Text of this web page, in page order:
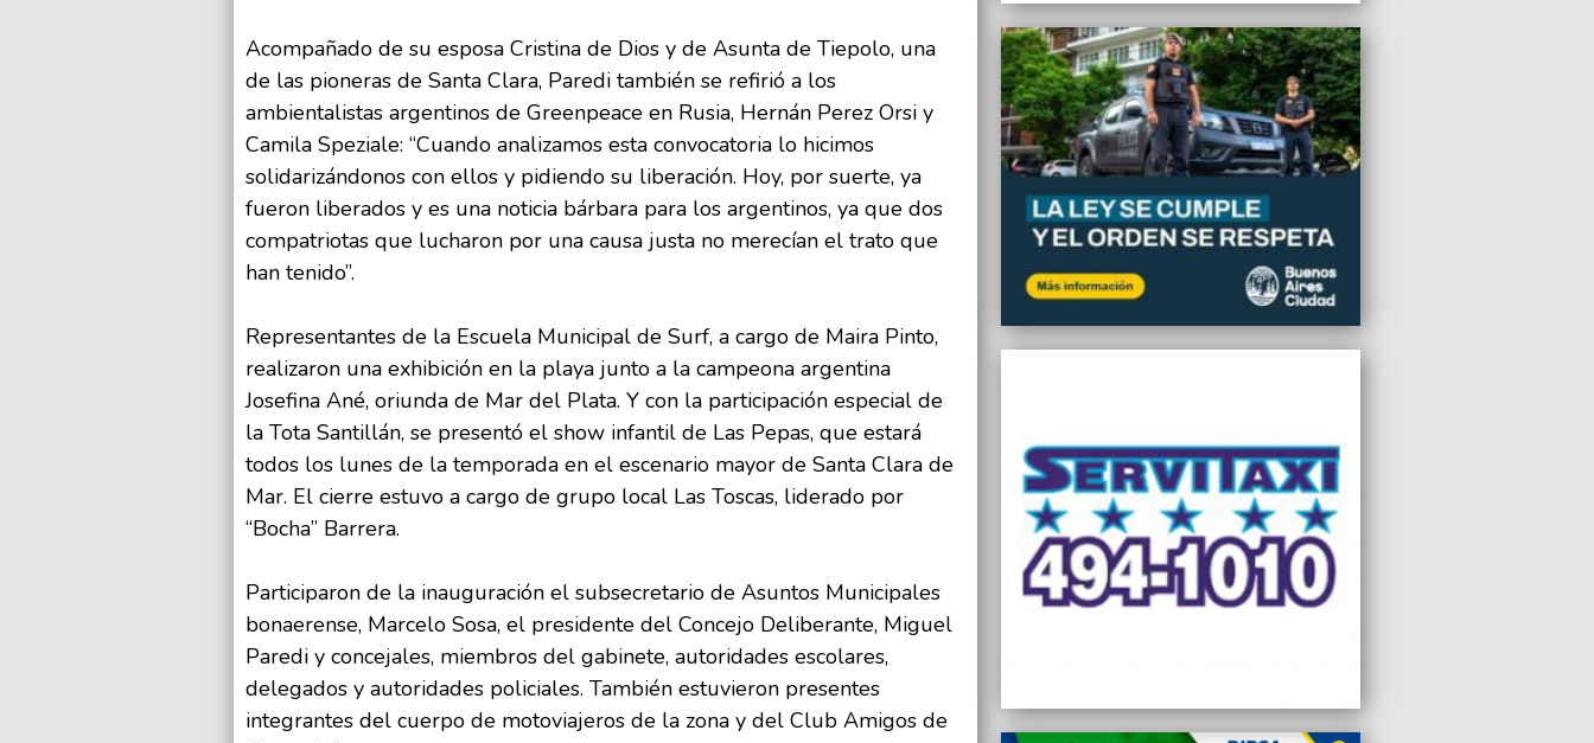
Acompañado de su esposa Cristina de Dios y de Asunta de Tiepolo, una
de las pioneras de Santa Clara, Paredi también se refirió a los
ambientalistas argentinos de Greenpeace en Rusia, Hernán Perez Orsi y
Camila Speziale: “Cuando analizamos esta convocatoria lo hicimos
solidarizándonos con ellos y pidiendo su liberación. Hoy, por suerte, ya
fueron liberados y es una noticia bárbara para los argentinos, ya que dos
compatriotas que lucharon por una causa justa no merecían el trato que
han tenido”.
Representantes de la Escuela Municipal de Surf, a cargo de Maira Pinto,
realizaron una exhibición en la playa junto a la campeona argentina
Josefina Ané, oriunda de Mar del Plata. Y con la participación especial de
la Tota Santillán, se presentó el show infantil de Las Pepas, que estará
todos los lunes de la temporada en el escenario mayor de Santa Clara de
Mar. El cierre estuvo a cargo de grupo local Las Toscas, liderado por
“Bocha” Barrera.
Participaron de la inauguración el subsecretario de Asuntos Municipales
bonaerense, Marcelo Sosa, el presidente del Concejo Deliberante, Miguel
Paredi y concejales, miembros del gabinete, autoridades escolares,
delegados y autoridades policiales. También estuvieron presentes
integrantes del cuerpo de motoviajeros de la zona y del Club Amigos de